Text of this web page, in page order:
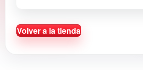
Volver a la tienda